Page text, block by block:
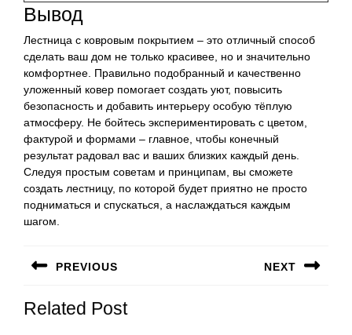
Вывод
Лестница с ковровым покрытием – это отличный способ
сделать ваш дом не только красивее, но и значительно
комфортнее. Правильно подобранный и качественно
уложенный ковер помогает создать уют, повысить
безопасность и добавить интерьеру особую тёплую
атмосферу. Не бойтесь экспериментировать с цветом,
фактурой и формами – главное, чтобы конечный
результат радовал вас и ваших близких каждый день.
Следуя простым советам и принципам, вы сможете
создать лестницу, по которой будет приятно не просто
подниматься и спускаться, а наслаждаться каждым
шагом.
по
записям
PREVIOUS
запись:
NEXT
Related Post